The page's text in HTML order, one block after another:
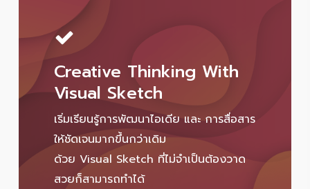
Creative Thinking With
Visual Sketch
เริ่มเรียนรู้การพัฒนาไอเดีย และ การสื่อสาร
ให้ชัดเจนมากขึ้นกว่าเดิม
ด้วย Visual Sketch ที่ไม่จำเป็นต้องวาด
สวยก็สามารถทำได้